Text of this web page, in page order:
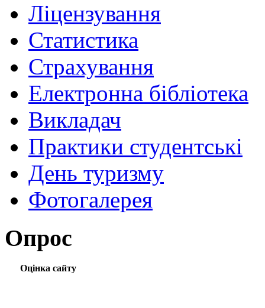
Ліцензування
Статистика
Страхування
Електронна бібліотека
Викладач
Практики студентські
День туризму
Фотогалерея
Опрос
Оцінка сайту